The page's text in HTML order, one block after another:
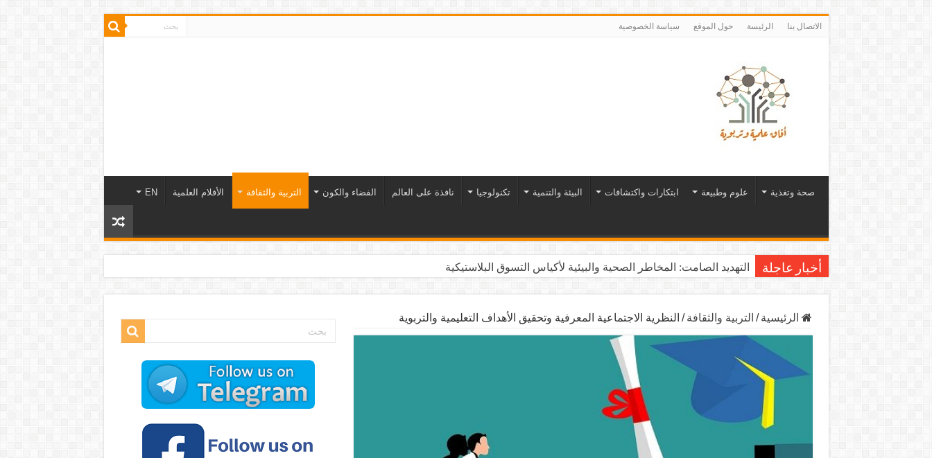
الاتصال بنا الرئيسة حول الموقع سياسة الخصوصية
صحة وتغذية علوم وطبيعة ابتكارات واكتشافات البيئة والتنمية تكنولوجيا نافذة على العالم الفضاء والكون التربية والثقافة الأفلام العلمية EN
أخبار عاجلة التهديد الصامت: المخاطر الصحية والبيئية لأكياس التسوق البلاستيكية
الرئيسية / التربية والثقافة / النظرية الاجتماعية المعرفية وتحقيق الأهداف التعليمية والتربوية